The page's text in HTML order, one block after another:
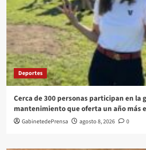
Deportes
Cerca de 300 personas participan en la
mantenimiento que oferta un año más
GabinetedePrensa agosto 8, 2026 0